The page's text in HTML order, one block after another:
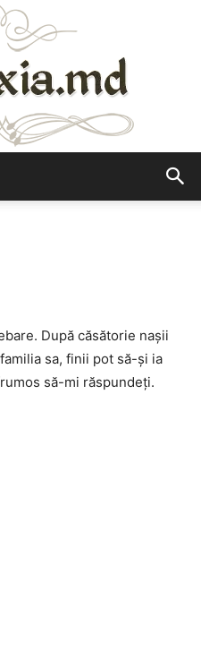
După căsătorie naşii
sa, finii pot să-şi ia
să-mi răspundeţi.